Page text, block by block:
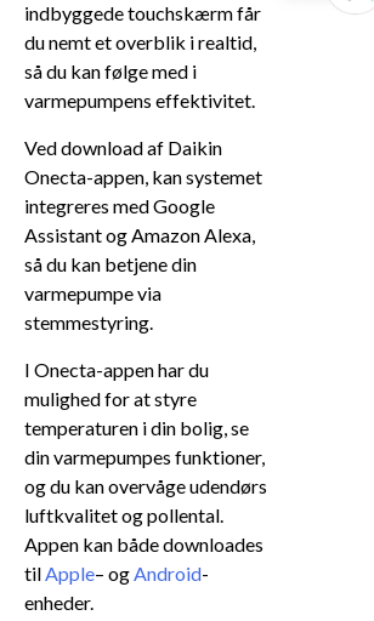
indbyggede touchskærm får
du nemt et overblik i realtid,
så du kan følge med i
varmepumpens effektivitet.
Ved download af Daikin
Onecta-appen, kan systemet
integreres med Google
Assistant og Amazon Alexa,
så du kan betjene din
varmepumpe via
stemmestyring.
I Onecta-appen har du
mulighed for at styre
temperaturen i din bolig, se
din varmepumpes funktioner,
og du kan overvåge udendørs
luftkvalitet og pollental.
Appen kan både downloades
tilApple– ogAndroid-
enheder.